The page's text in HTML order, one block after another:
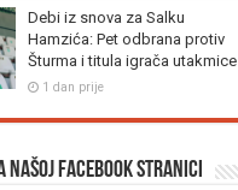
Debi iz snova za Salku
Hamzića: Pet odbrana protiv
Šturma i titula igrača utakmice
1 dan prije
našoj facebook stranici